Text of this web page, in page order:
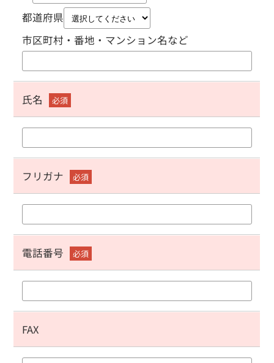
都道府県
市区町村・番地・マンション名など
氏名 必須
フリガナ 必須
電話番号 必須
FAX